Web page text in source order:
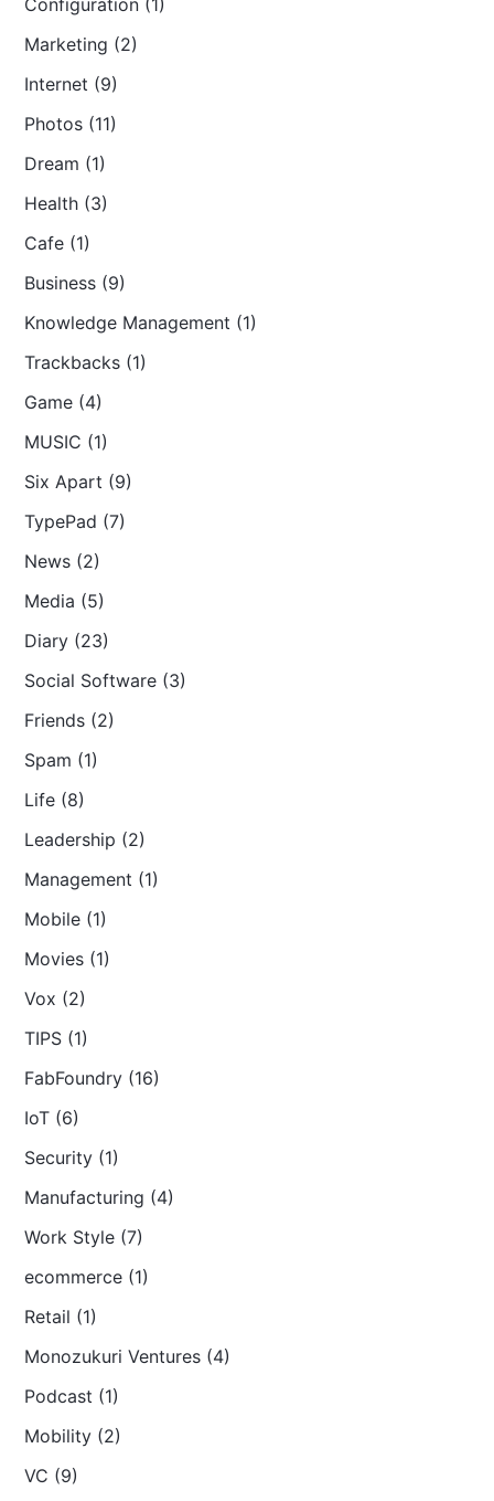
Configuration (1)
Marketing (2)
Internet (9)
Photos (11)
Dream (1)
Health (3)
Cafe (1)
Business (9)
Knowledge Management (1)
Trackbacks (1)
Game (4)
MUSIC (1)
Six Apart (9)
TypePad (7)
News (2)
Media (5)
Diary (23)
Social Software (3)
Friends (2)
Spam (1)
Life (8)
Leadership (2)
Management (1)
Mobile (1)
Movies (1)
Vox (2)
TIPS (1)
FabFoundry (16)
IoT (6)
Security (1)
Manufacturing (4)
Work Style (7)
ecommerce (1)
Retail (1)
Monozukuri Ventures (4)
Podcast (1)
Mobility (2)
VC (9)